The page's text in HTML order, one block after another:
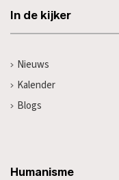
In de kijker
Nieuws
Kalender
Blogs
Humanisme